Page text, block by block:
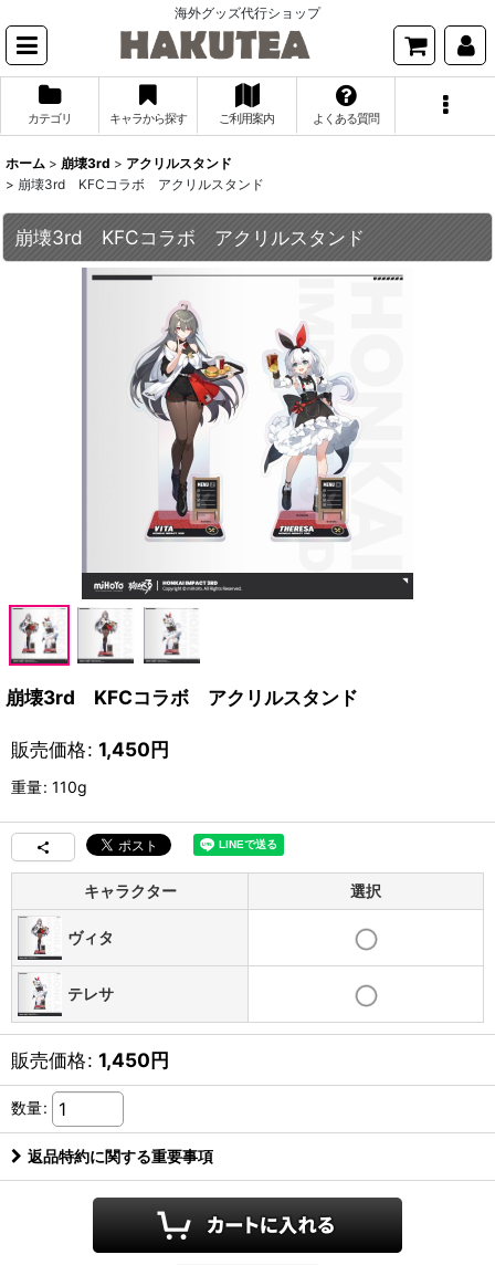
海外グッズ代行ショップ
カテゴリ キャラから探す ご利用案内 よくある質問
ホーム > 崩壊3rd > アクリルスタンド
> 崩壊3rd KFCコラボ アクリルスタンド
崩壊3rd KFCコラボ アクリルスタンド
崩壊3rd KFCコラボ アクリルスタンド
販売価格: 1,450円
重量: 110g
キャラクター 選択
ヴィタ
テレサ
販売価格: 1,450円
数量:
返品特約に関する重要事項